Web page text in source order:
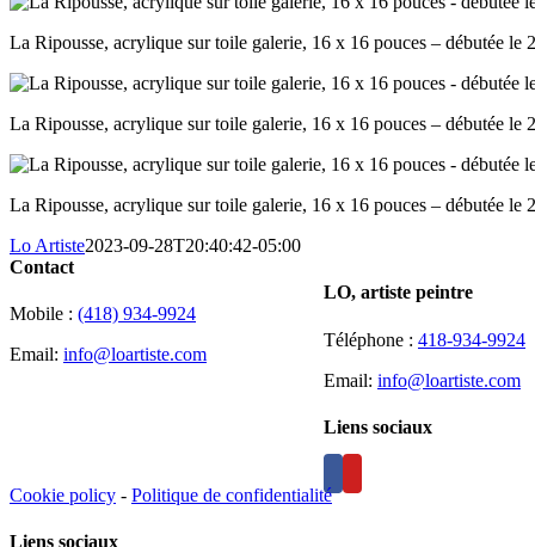
La Ripousse, acrylique sur toile galerie, 16 x 16 pouces – débutée le
La Ripousse, acrylique sur toile galerie, 16 x 16 pouces – débutée le
La Ripousse, acrylique sur toile galerie, 16 x 16 pouces – débutée le
Lo Artiste2023-09-28T20:40:42-05:00
LO, artiste peintre
Téléphone : 418-934-9924
Email: info@loartiste.com
Liens sociaux
Contact
Mobile : (418) 934-9924
Email: info@loartiste.com
Cookie policy - Politique de confidentialité
Liens sociaux